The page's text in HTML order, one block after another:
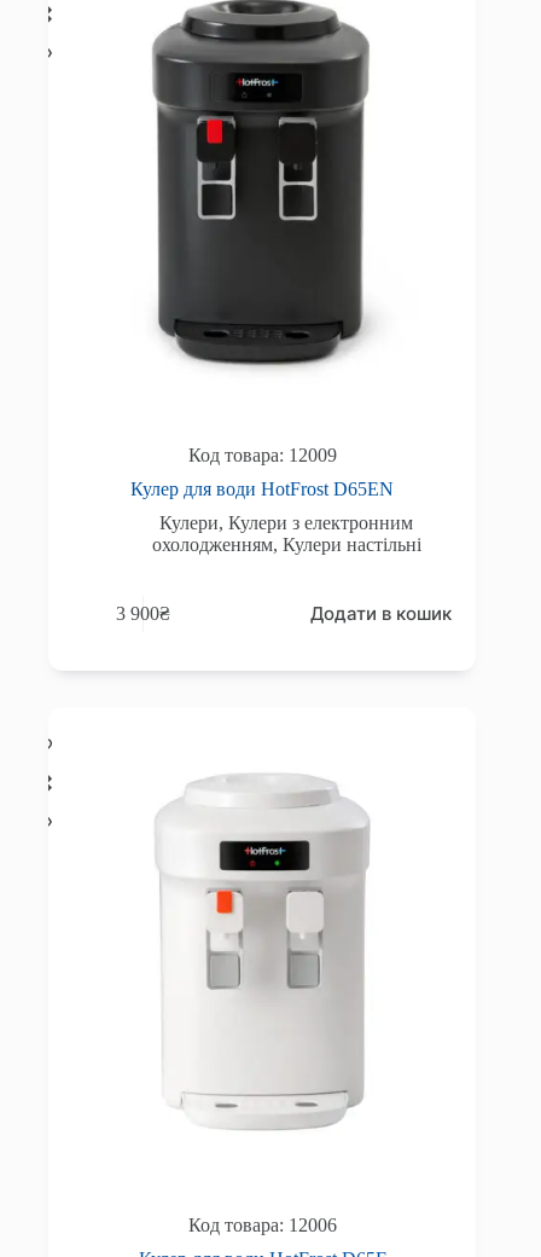
12009
Кулер для води HotFrost D65EN
Кулери,Кулери з електронним
охолодженням, Кулери настільні
3 900₴ Додати в кошик
12006